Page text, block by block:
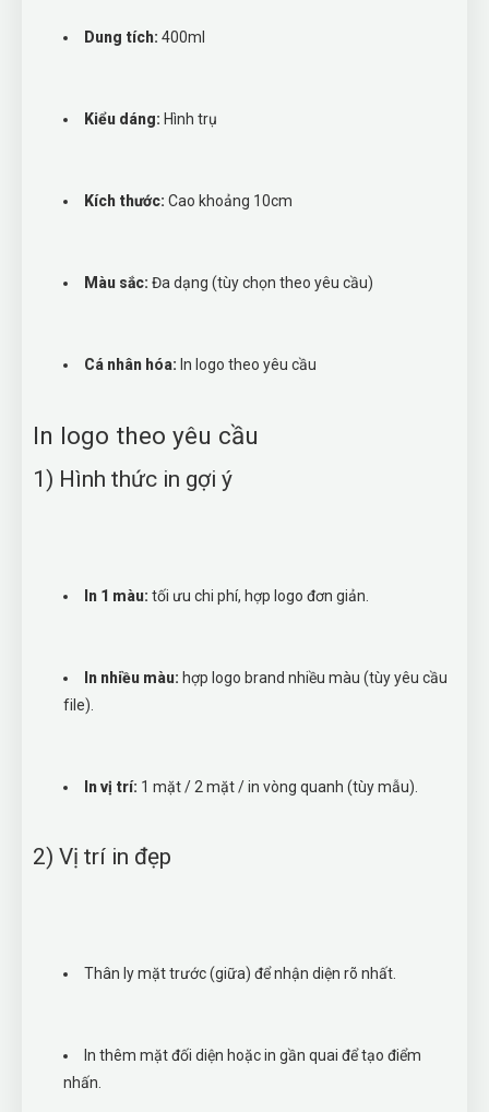
Dung tích: 400ml
Kiểu dáng: Hình trụ
Kích thước: Cao khoảng 10cm
Màu sắc: Đa dạng (tùy chọn theo yêu cầu)
Cá nhân hóa: In logo theo yêu cầu
In logo theo yêu cầu
1) Hình thức in gợi ý
In 1 màu: tối ưu chi phí, hợp logo đơn giản.
In nhiều màu: hợp logo brand nhiều màu (tùy yêu cầu
file).
In vị trí: 1 mặt / 2 mặt / in vòng quanh (tùy mẫu).
2) Vị trí in đẹp
Thân ly mặt trước (giữa) để nhận diện rõ nhất.
In thêm mặt đối diện hoặc in gần quai để tạo điểm
nhấn.